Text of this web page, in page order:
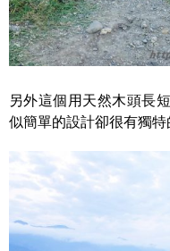
另外這個用天然木頭長
似簡單的設計卻很有獨特